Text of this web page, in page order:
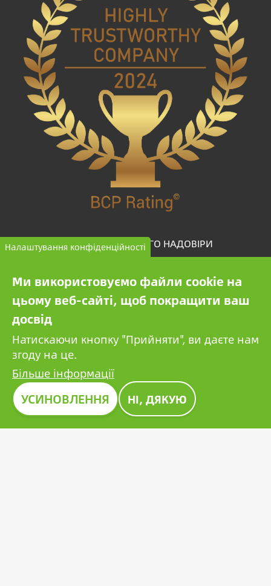
КОМПАНІЯ ВИСОКОГО НАДОВІРИ
відбирає та класифікує компанії з більш ніж одного
мільйона кредитних звітів для порівняння надійних
Зображення
Налаштування конфіденційності
Ми використовуємо файли cookie на
цьому веб-сайті, щоб покращити ваш
досвід
Натискаючи кнопку "Прийняти", ви даєте нам
згоду на це.
Більше інформації
УСИНОВЛЕННЯ НІ, ДЯКУЮ